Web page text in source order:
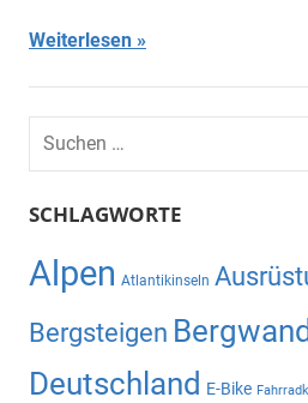
Weiterlesen
Suchen
nach:
SCHLAGWORTE
Alpen Atlantikinseln
Bergsteigen
Deutschland E-Bike